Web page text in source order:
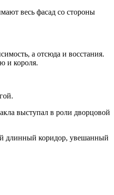
весь фасад со стороны
а отсюда и восстания.
и короля.
выступал в роли дворцовой
длинный коридор, увешанный